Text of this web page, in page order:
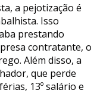
a pejotização é
Isso
prestando
contratante, o
Além disso, a
que perde
13º salário e